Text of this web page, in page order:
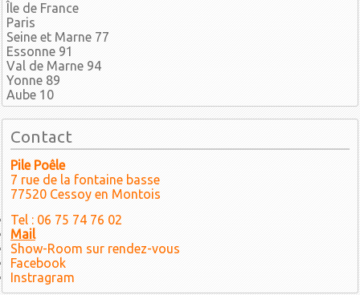
Île de France
Paris
Seine et Marne 77
Essonne 91
Val de Marne 94
Yonne 89
Aube 10
Contact
Pile Poêle
7 rue de la fontaine basse
77520 Cessoy en Montois
Tel : 06 75 74 76 02
Mail
Show-Room sur rendez-vous
Facebook
Instragram